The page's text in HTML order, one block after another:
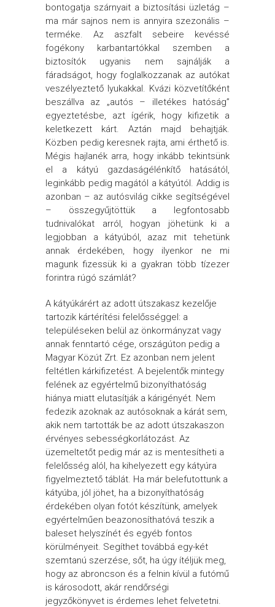
bontogatja szárnyait a biztosítási üzletág –
ma már sajnos nem is annyira szezonális –
terméke. Az aszfalt sebeire kevéssé
fogékony karbantartókkal szemben a
biztosítók ugyanis nem sajnálják a
fáradságot, hogy foglalkozzanak az autókat
veszélyeztető lyukakkal. Kvázi közvetítőként
beszállva az „autós – illetékes hatóság”
egyeztetésbe, azt ígérik, hogy kifizetik a
keletkezett kárt. Aztán majd behajtják.
Közben pedig keresnek rajta, ami érthető is.
Mégis hajlanék arra, hogy inkább tekintsünk
el a kátyú gazdaságélénkítő hatásától,
leginkább pedig magától a kátyútól. Addig is
azonban – az autósvilág cikke segítségével
– összegyűjtöttük a legfontosabb
tudnivalókat arról, hogyan jöhetünk ki a
legjobban a kátyúból, azaz mit tehetünk
annak érdekében, hogy ilyenkor ne mi
magunk fizessük ki a gyakran több tízezer
forintra rúgó számlát?
A kátyúkárért az adott útszakasz kezelője
tartozik kártérítési felelősséggel: a
településeken belül az önkormányzat vagy
annak fenntartó cége, országúton pedig a
Magyar Közút Zrt. Ez azonban nem jelent
feltétlen kárkifizetést. A bejelentők mintegy
felének az egyértelmű bizonyíthatóság
hiánya miatt elutasítják a kárigényét. Nem
fedezik azoknak az autósoknak a kárát sem,
akik nem tartották be az adott útszakaszon
érvényes sebességkorlátozást. Az
üzemeltetőt pedig már az is mentesítheti a
felelősség alól, ha kihelyezett egy kátyúra
figyelmeztető táblát. Ha már belefutottunk a
kátyúba, jól jöhet, ha a bizonyíthatóság
érdekében olyan fotót készítünk, amelyek
egyértelműen beazonosíthatóvá teszik a
baleset helyszínét és egyéb fontos
körülményeit. Segíthet továbbá egy-két
szemtanú szerzése, sőt, ha úgy ítéljük meg,
hogy az abroncson és a felnin kívül a futómű
is károsodott, akár rendőrségi
jegyzőkönyvet is érdemes lehet felvetetni.